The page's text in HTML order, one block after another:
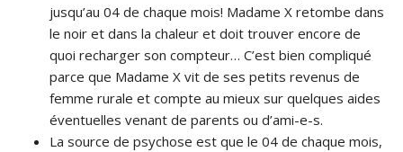
jusqu’au 04 de chaque mois! Madame X retombe dans
le noir et dans la chaleur et doit trouver encore de
quoi recharger son compteur… C’est bien compliqué
parce que Madame X vit de ses petits revenus de
femme rurale et compte au mieux sur quelques aides
éventuelles venant de parents ou d’ami-e-s.
La source de psychose est que le 04 de chaque mois,